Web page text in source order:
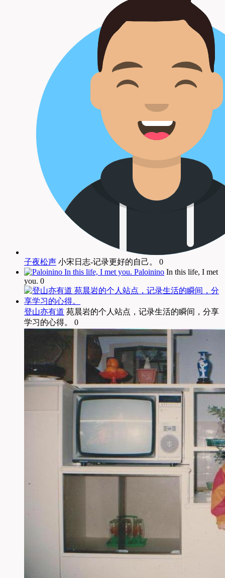
子夜松声 小宋日志-记录更好的自己。 0
Paloinino In this life, I met
you. 0
登山亦有道 苑晨岩的个人站点，记录生活的瞬间，分享
学习的心得。 0